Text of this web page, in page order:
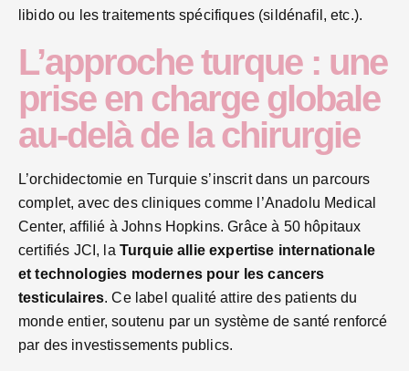
libido ou les traitements spécifiques (sildénafil, etc.).
L’approche turque : une
prise en charge globale
au-delà de la chirurgie
L’orchidectomie en Turquie s’inscrit dans un parcours
complet, avec des cliniques comme l’Anadolu Medical
Center, affilié à Johns Hopkins. Grâce à 50 hôpitaux
certifiés JCI, la Turquie allie expertise internationale
et technologies modernes pour les cancers
testiculaires. Ce label qualité attire des patients du
monde entier, soutenu par un système de santé renforcé
par des investissements publics.